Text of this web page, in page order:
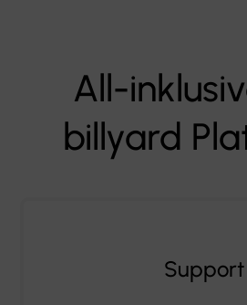
All-
billyard
Support